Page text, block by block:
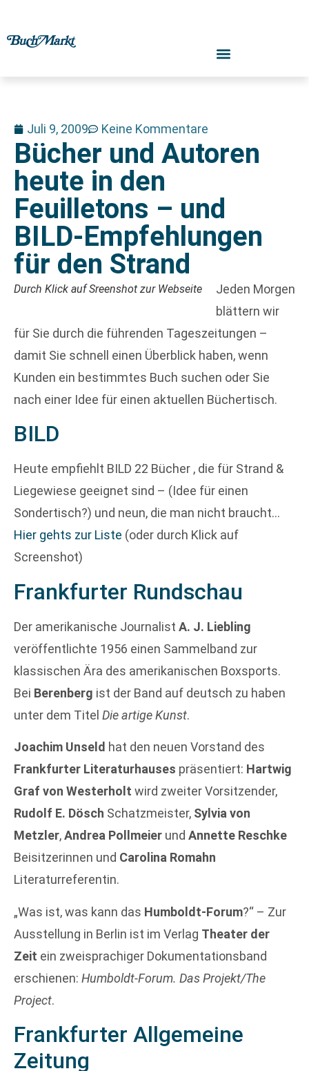
Juli 9, 2009 Keine Kommentare
Bücher und Autoren
heute in den
Feuilletons – und
BILD-Empfehlungen
für den Strand
Durch Klick auf Sreenshot zur Webseite
Jeden Morgen
blättern wir
für Sie durch die führenden Tageszeitungen –
damit Sie schnell einen Überblick haben, wenn
Kunden ein bestimmtes Buch suchen oder Sie
nach einer Idee für einen aktuellen Büchertisch.
BILD
Heute empfiehlt BILD 22 Bücher , die für Strand &
Liegewiese geeignet sind – (Idee für einen
Sondertisch?) und neun, die man nicht braucht…
Hier gehts zur Liste (oder durch Klick auf
Screenshot)
Frankfurter Rundschau
Der amerikanische Journalist A. J. Liebling
veröffentlichte 1956 einen Sammelband zur
klassischen Ära des amerikanischen Boxsports.
Bei Berenberg ist der Band auf deutsch zu haben
unter dem Titel Die artige Kunst.
Joachim Unseld hat den neuen Vorstand des
Frankfurter Literaturhauses präsentiert: Hartwig
Graf von Westerholt wird zweiter Vorsitzender,
Rudolf E. Dösch Schatzmeister, Sylvia von
Metzler,Andrea Pollmeier und Annette Reschke
Beisitzerinnen und Carolina Romahn
Literaturreferentin.
„Was ist, was kann das Humboldt-Forum?“ – Zur
Ausstellung in Berlin ist im Verlag Theater der
Zeit ein zweisprachiger Dokumentationsband
erschienen: Humboldt-Forum. Das Projekt/The
Project.
Frankfurter Allgemeine
Zeitung